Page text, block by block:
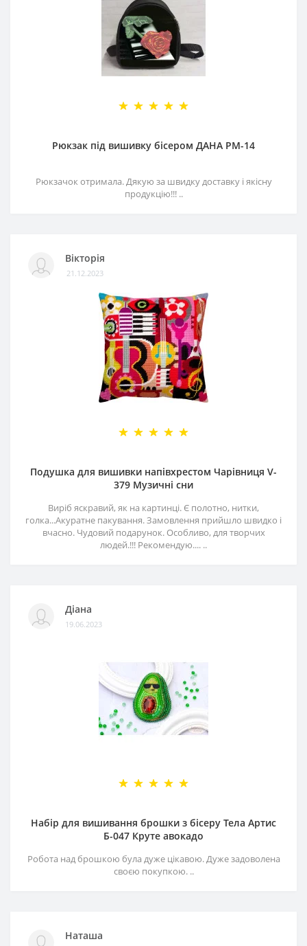
Рюкзак під вишивку бісером ДАНА РМ-14
Рюкзачок отримала. Дякую за швидку доставку і якісну
продукцію!!! ..
Вікторія
21.12.2023
Подушка для вишивки напівхрестом Чарівниця V-
379 Музичні сни
Виріб яскравий, як на картинці. Є полотно, нитки,
голка...Акуратне пакування. Замовлення прийшло швидко і
вчасно. Чудовий подарунок. Особливо, для творчих
людей.!!! Рекомендую.... ..
Діана
19.06.2023
Набір для вишивання брошки з бісеру Тела Артис
Б-047 Круте авокадо
Робота над брошкою була дуже цікавою. Дуже задоволена
своєю покупкою. ..
Наташа